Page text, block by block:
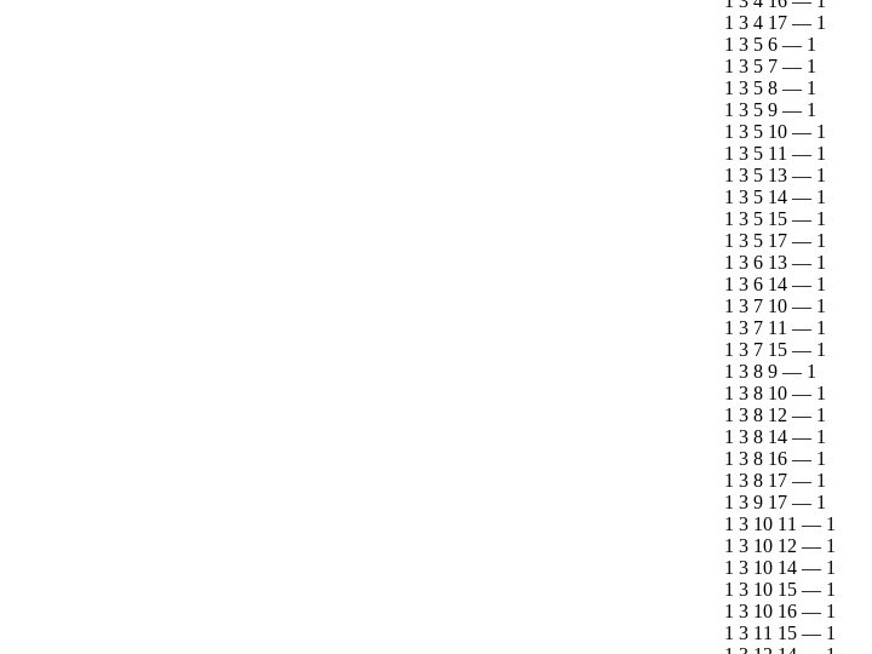
1 3 4 17 — 1
1 3 5 6 — 1
1 3 5 7 — 1
1 3 5 8 — 1
1 3 5 9 — 1
1 3 5 10 — 1
1 3 5 11 — 1
1 3 5 13 — 1
1 3 5 14 — 1
1 3 5 15 — 1
1 3 5 17 — 1
1 3 6 13 — 1
1 3 6 14 — 1
1 3 7 10 — 1
1 3 7 11 — 1
1 3 7 15 — 1
1 3 8 9 — 1
1 3 8 10 — 1
1 3 8 12 — 1
1 3 8 14 — 1
1 3 8 16 — 1
1 3 8 17 — 1
1 3 9 17 — 1
1 3 10 11 — 1
1 3 10 12 — 1
1 3 10 14 — 1
1 3 10 15 — 1
1 3 10 16 — 1
1 3 11 15 — 1